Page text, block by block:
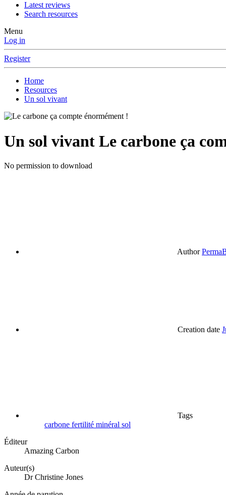
Latest reviews
Search resources
Menu
Log in
Register
Home
Resources
Un sol vivant
Un sol vivant Le carbone ça
No permission to download
Author
Creation date
Tags
carbone fertilité minéral sol
Éditeur
Amazing Carbon
Auteur(s)
Dr Christine Jones